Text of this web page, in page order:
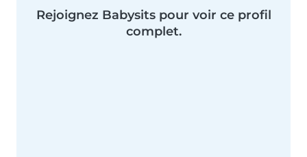
Rejoignez Babysits pour voir ce profil
complet.